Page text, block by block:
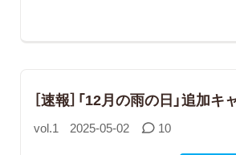
［速報］「12月の雨の日」追加キ
vol.1 2025-05-02 10